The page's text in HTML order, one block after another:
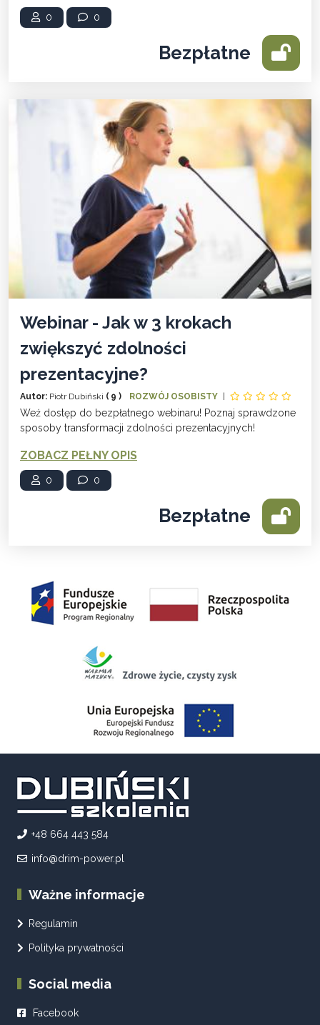
0 0
Bezpłatne
Webinar - Jak w 3 krokach
zwiększyć zdolności
prezentacyjne?
Autor: Piotr Dubiński ( 9 ) ROZWÓJ OSOBISTY
Weź dostęp do bezpłatnego webinaru! Poznaj sprawdzone
sposoby transformacji zdolności prezentacyjnych!
ZOBACZ PEŁNY OPIS
0 0
Bezpłatne
+48 664 443 584
info@drim-power.pl
Ważne informacje
Regulamin
Polityka prywatności
Social media
Facebook